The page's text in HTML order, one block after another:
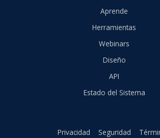
Aprende
Herramientas
Webinars
Diseño
API
Estado del Sistema
Privacidad Seguridad